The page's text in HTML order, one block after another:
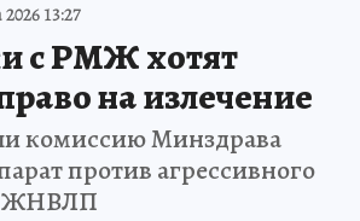
13:27
с РМЖ хотят
на излечение
комиссию Минздрава
против агрессивного
ЖНВЛП